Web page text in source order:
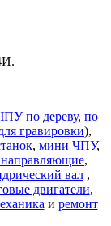
по дереву, по
гравировки),
, мини ЧПУ,
,
вал ,
двигатели,
и ремонт